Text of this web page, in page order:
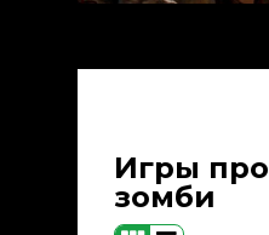
Игры про
зомби